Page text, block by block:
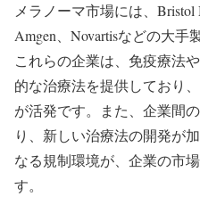
メラノーマ市場には、Bristol
Amgen、Novartisなどの大手
これらの企業は、免疫療法
的な治療法を提供しており
が活発です。また、企業間
り、新しい治療法の開発が
なる規制環境が、企業の市
す。